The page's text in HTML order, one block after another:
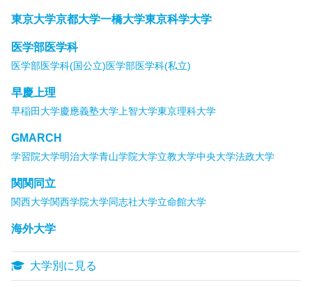
東京大学京都大学一橋大学東京科学大学
医学部医学科
医学部医学科(国公立)医学部医学科(私立)
早慶上理
早稲田大学慶應義塾大学 上智大学東京理科大学
GMARCH
学習院大学明治大学青山学院大学立教大学中央大学法政大学
関関同立
関西大学関西学院大学同志社大学立命館大学
海外大学
大学別に見る